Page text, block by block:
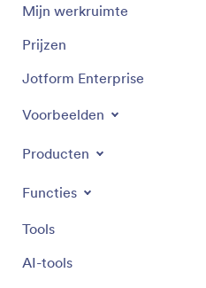
Mijn werkruimte
Prijzen
Jotform Enterprise
Voorbeelden
Producten
Functies
Tools
AI-tools